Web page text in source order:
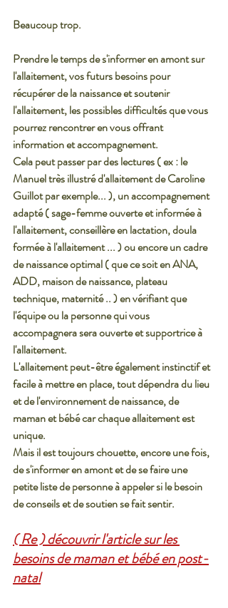
Beaucoup trop.
Prendre le temps de s'informer en amont sur
l'allaitement, vos futurs besoins pour
récupérer de la naissance et soutenir
l'allaitement, les possibles difficultés que vous
pourrez rencontrer en vous offrant
information et accompagnement.
Cela peut passer par des lectures ( ex : le
Manuel très illustré d'allaitement de Caroline
Guillot par exemple... ), un accompagnement
adapté ( sage-femme ouverte et informée à
l'allaitement, conseillère en lactation, doula
formée à l'allaitement ... ) ou encore un cadre
de naissance optimal ( que ce soit en ANA,
ADD, maison de naissance, plateau
technique, maternité .. ) en vérifiant que
l'équipe ou la personne qui vous
accompagnera sera ouverte et supportrice à
l'allaitement.
L'allaitement peut-être également instinctif et
facile à mettre en place, tout dépendra du lieu
et de l'environnement de naissance, de
maman et bébé car chaque allaitement est
unique.
Mais il est toujours chouette, encore une fois,
de s'informer en amont et de se faire une
petite liste de personne à appeler si le besoin
de conseils et de soutien se fait sentir.
( Re ) découvrir l'article sur les
besoins de maman et bébé en post-
natal